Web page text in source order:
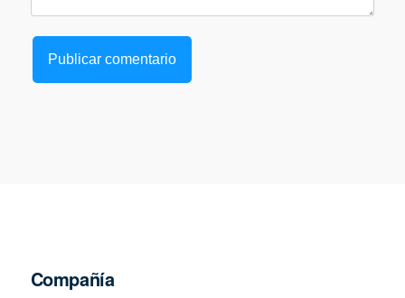
Compañía